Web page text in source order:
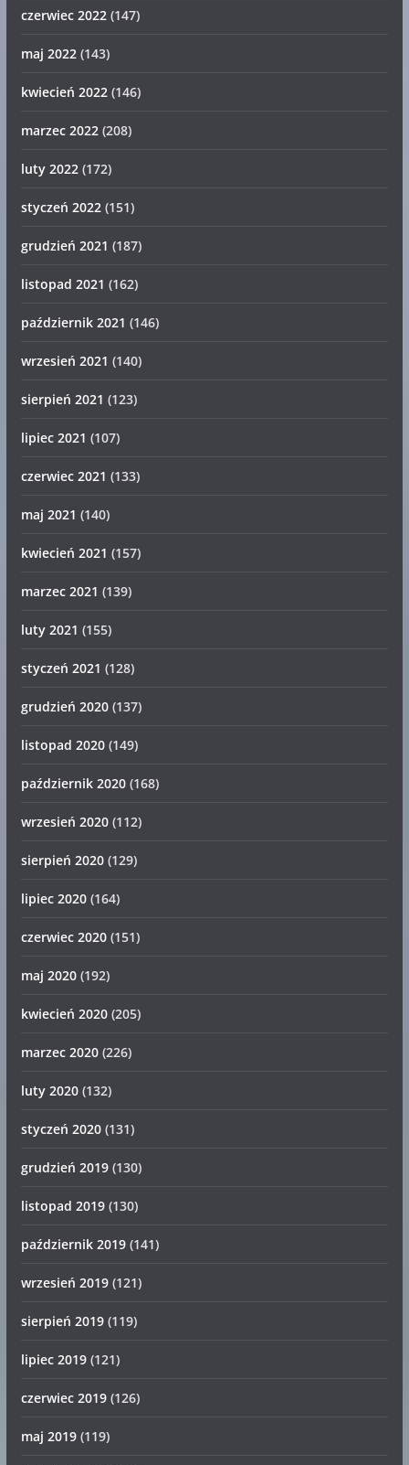
czerwiec 2022(147)
maj 2022(143)
kwiecień 2022(146)
marzec 2022(208)
luty 2022(172)
styczeń 2022(151)
grudzień 2021 (187)
listopad 2021 (162)
październik 2021 (146)
wrzesień 2021 (140)
sierpień 2021 (123)
lipiec 2021 (107)
czerwiec 2021 (133)
maj 2021 (140)
kwiecień 2021 (157)
marzec 2021 (139)
luty 2021 (155)
styczeń 2021 (128)
grudzień 2020(137)
listopad 2020(149)
październik 2020(168)
wrzesień 2020(112)
sierpień 2020(129)
lipiec 2020(164)
czerwiec 2020(151)
maj 2020(192)
kwiecień 2020(205)
marzec 2020(226)
luty 2020(132)
styczeń 2020(131)
grudzień 2019(130)
listopad 2019(130)
październik 2019(141)
wrzesień 2019(121)
sierpień 2019(119)
lipiec 2019(121)
czerwiec 2019(126)
maj 2019(119)